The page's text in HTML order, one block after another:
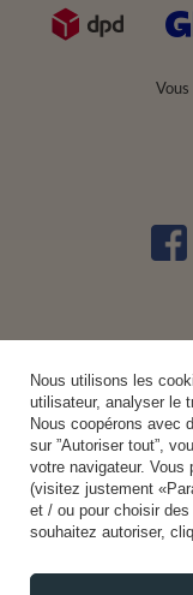
Nous utilisons les
utilisateur, analyser le
Nous coopérons avec
sur ”Autoriser tout”,
votre navigateur. Vous
(visitez justement
et / ou pour choisir
souhaitez autoriser,